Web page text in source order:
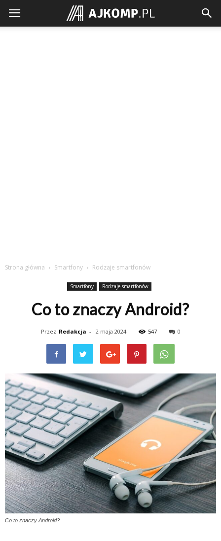
Ajkomp.pl
Strona główna Smartfony Rodzaje smartfonów
Smartfony Rodzaje smartfonów
Co to znaczy Android?
Przez Redakcja - 2 maja 2024 547 0
Co to znaczy Android?